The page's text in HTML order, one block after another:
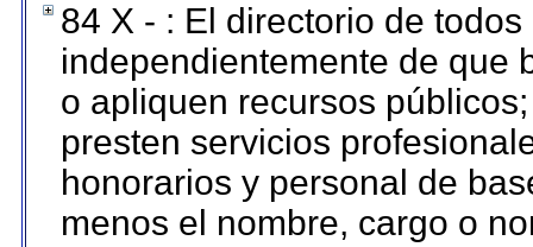
84 X - : El directorio de
independientemente de que
o apliquen recursos
presten servicios
honorarios y personal de
menos el nombre, cargo o